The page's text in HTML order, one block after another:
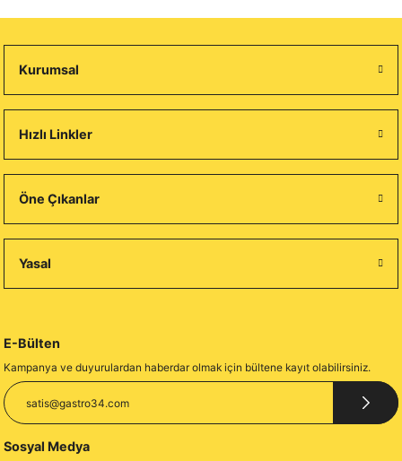
Sepete Ekle
Kurumsal
Hızlı Linkler
Öne Çıkanlar
Yasal
E-Bülten
Kampanya ve duyurulardan haberdar olmak için bültene kayıt olabilirsiniz.
Sosyal Medya